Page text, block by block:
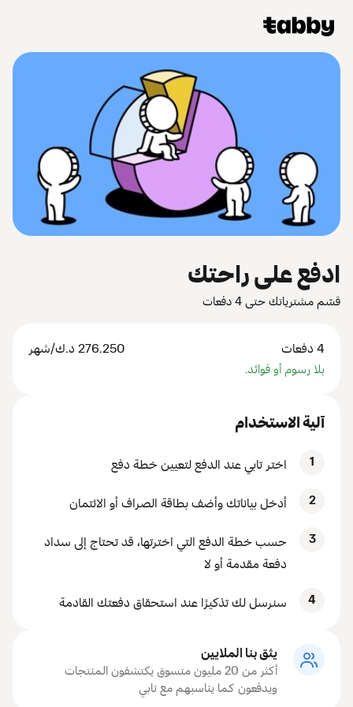
ادفع على راحتك
قسّم مشترياتك حتى 4 دفعات
4 دفعات 276.250 د.ك/شهر
بلا رسوم أو فوائد.
آلية الاستخدام
1 اختر تابي عند الدفع لتعيين خطة دفع
2 أدخل بياناتك وأضف بطاقة الصراف أو الائتمان
3
حسب خطة الدفع التي اخترتها، قد تحتاج إلى سداد
دفعة مقدمة أو لا
4 سنرسل لك تذكيرًا عند استحقاق دفعتك القادمة
يثق بنا الملايين
أكثر من 20 مليون متسوق يكتشفون المنتجات
ويدفعون كما يناسبهم مع تابي